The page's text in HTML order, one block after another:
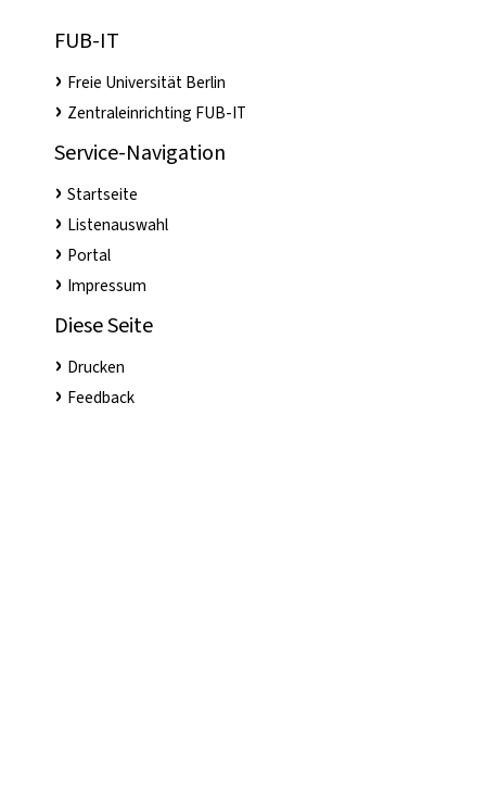
FUB-IT
Freie Universität Berlin
Zentraleinrichting FUB-IT
Service-Navigation
Startseite
Listenauswahl
Portal
Impressum
Diese Seite
Drucken
Feedback